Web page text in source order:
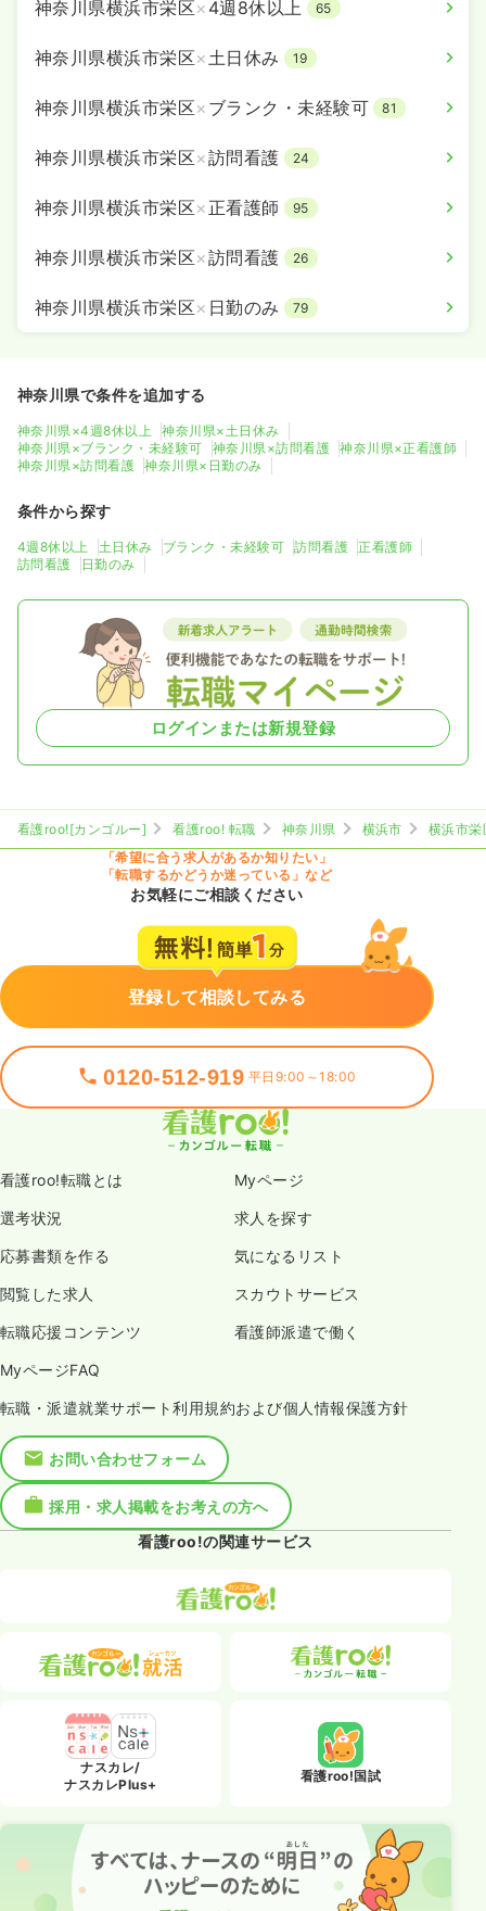
神奈川県横浜市栄区× 4週8休以上 65
神奈川県横浜市栄区× 土日休み 19
神奈川県横浜市栄区× ブランク・未経験可 81
神奈川県横浜市栄区×訪問看護 24
神奈川県横浜市栄区× 正看護師 95
神奈川県横浜市栄区×訪問看護 26
神奈川県横浜市栄区× 日勤のみ 79
神奈川県で条件を追加する
神奈川県×4週8休以上
神奈川県×土日休み
神奈川県×ブランク・未経験可
神奈川県×訪問看護
神奈川県×正看護師
神奈川県×訪問看護
神奈川県×日勤のみ
条件から探す
4週8休以上 土日休み ブランク・未経験可 訪問看護
正看護師
訪問看護
日勤のみ
ログインまたは新規登録
看護roo![カンゴルー] 看護roo! 転職 神奈川県 横浜市
横浜市栄
「希望に合う求人があるか知りたい」
「転職するかどうか迷っている」など
お気軽にご相談ください
登録して相談してみる
0120-512-919 平日9:00～18:00
看護roo!転職とは Myページ
選考状況 求人を探す
応募書類を作る 気になるリスト
閲覧した求人 スカウトサービス
転職応援コンテンツ 看護師派遣で働く
MyページFAQ
転職・派遣就業サポート利用規約および個人情報保護方針
お問い合わせフォーム
採用・求人掲載をお考えの方へ
看護roo!の関連サービス
ナスカレ/
ナスカレPlus+
看護roo!国試